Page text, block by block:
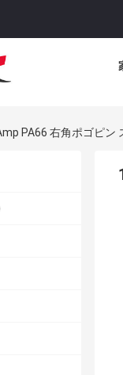
PA66 右角ポゴピン